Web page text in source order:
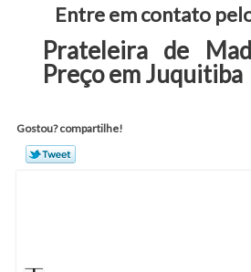
Entre em contato
Prateleira de
Preço em Juquitiba
Gostou? compartilhe!